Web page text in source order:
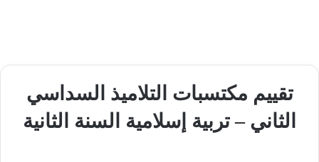
تقييم مكتسبات التلاميذ السداسي
الثاني – تربية إسلامية السنة الثانية